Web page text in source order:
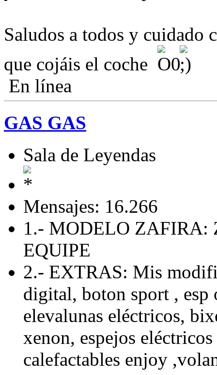
Saludos a todos y cuidado
que cojáis el coche
En línea
GAS GAS
Sala de Leyendas
Mensajes: 16.266
1.- MODELO ZAFIRA:
EQUIPE
2.- EXTRAS: Mis
digital, boton sport , esp
elevalunas eléctricos,
xenon, espejos
calefactables enjoy